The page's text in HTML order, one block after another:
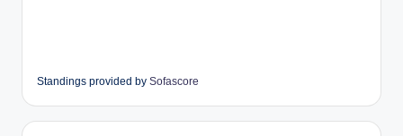
Standings provided by Sofascore